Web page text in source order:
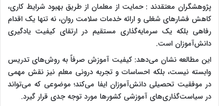
پژوهشگران معتقدند : حمایت از معلمان از طریق بهبود شرایط کاری،
کاهش فشارهای شغلی و ارائه خدمات سلامت روان، نه تنها یک اقدام
رفاهی بلکه یک سرمایه‌گذاری مستقیم در ارتقای کیفیت یادگیری
دانش‌آموزان است.
این مطالعه نشان می‌دهد: کیفیت آموزش صرفاً به روش‌های تدریس
وابسته نیست، بلکه احساسات و تجربه درونی معلم نیز نقش مهمی
در موفقیت تحصیلی دانش‌آموزان ایفا می‌کند؛ موضوعی که می‌تواند
در سیاست‌گذاری‌های آموزشی کشورها مورد توجه جدی قرار گیرد.